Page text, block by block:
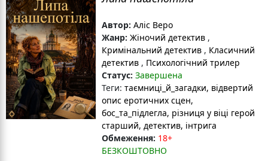
Автор: Аліс Веро
Жанр: Жіночий детектив ,
Кримінальний детектив , Класичний
детектив , Психологічний трилер
Статус: Завершена
Теги: таємниці_й_загадки, відвертий
опис еротичних сцен,
бос_та_підлегла, різниця у віці герой
старший, детектив, інтрига
Обмеження: 18+
БЕЗКОШТОВНО